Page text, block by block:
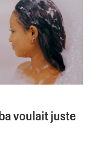
voulait juste